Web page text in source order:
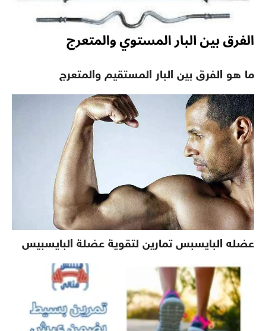
ما هو الفرق بين البار المستقيم والمتعرج
عضله البايسبس تمارين لتقوية عضلة البايسبيس